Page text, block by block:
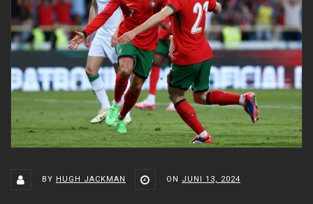
BY HUGH JACKMAN ON JUNI 13, 2024